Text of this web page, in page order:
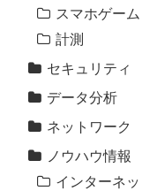
スマホゲーム
計測
セキュリティ
データ分析
ネットワーク
ノウハウ情報
インターネ